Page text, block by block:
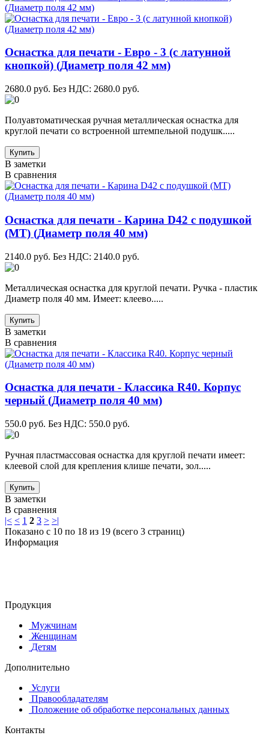
Оснастка для печати - Евро - 3 (с латунной
кнопкой) (Диаметр поля 42 мм)
2680.0 руб. Без НДС: 2680.0 руб.
Полуавтоматическая ручная металлическая оснастка для
круглой печати со встроенной штемпельной подушк.....
Купить
В заметки
В сравнения
Оснастка для печати - Карина D42 с подушкой
(МТ) (Диаметр поля 40 мм)
2140.0 руб. Без НДС: 2140.0 руб.
Металлическая оснастка для круглой печати. Ручка - пластик
Диаметр поля 40 мм. Имеет: клеево.....
Купить
В заметки
В сравнения
Оснастка для печати - Классика R40. Корпус
черный (Диаметр поля 40 мм)
550.0 руб. Без НДС: 550.0 руб.
Ручная пластмассовая оснастка для круглой печати имеет:
клеевой слой для крепления клише печати, зол.....
Купить
В заметки
В сравнения
|< < 1 2 3 > >|
Показано с 10 по 18 из 19 (всего 3 страниц)
Информация
Продукция
Мужчинам
Женщинам
Детям
Дополнительно
Услуги
Правообладателям
Положение об обработке персональных данных
Контакты